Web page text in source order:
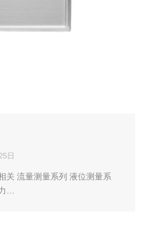
日
关 流量测量系列 液位测量系
…